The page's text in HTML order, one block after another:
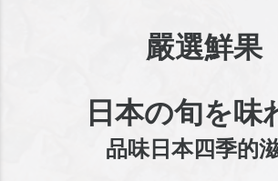
嚴選鮮果
日本の旬を味
品味日本四季的